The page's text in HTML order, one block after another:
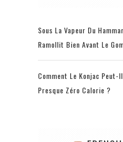
Sous La Vapeur Du
Ramollit Bien Avant Le
Comment Le Konjac Peut-
Presque Zéro Calorie ?